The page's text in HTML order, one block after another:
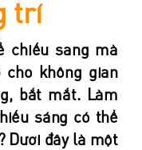
trí
chiếu sang mà
không gian
bắt mắt. Làm
sáng có thể
Dưới đây là một